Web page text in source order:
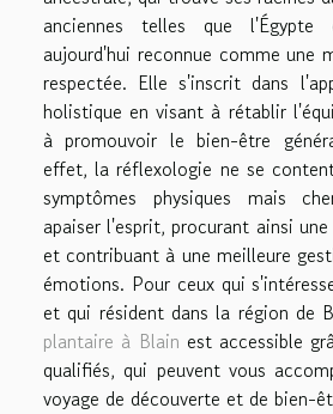
anciennes telles que
aujourd'hui reconnue comme une
respectée. Elle s'inscrit dans
holistique en visant à rétablir
à promouvoir le bien-être
effet, la réflexologie ne se
symptômes physiques mais
apaiser l'esprit, procurant ainsi
et contribuant à une meilleure
émotions. Pour ceux qui
et qui résident dans la région de
plantaire à Blain est accessible
qualifiés, qui peuvent vous
voyage de découverte et de bien-